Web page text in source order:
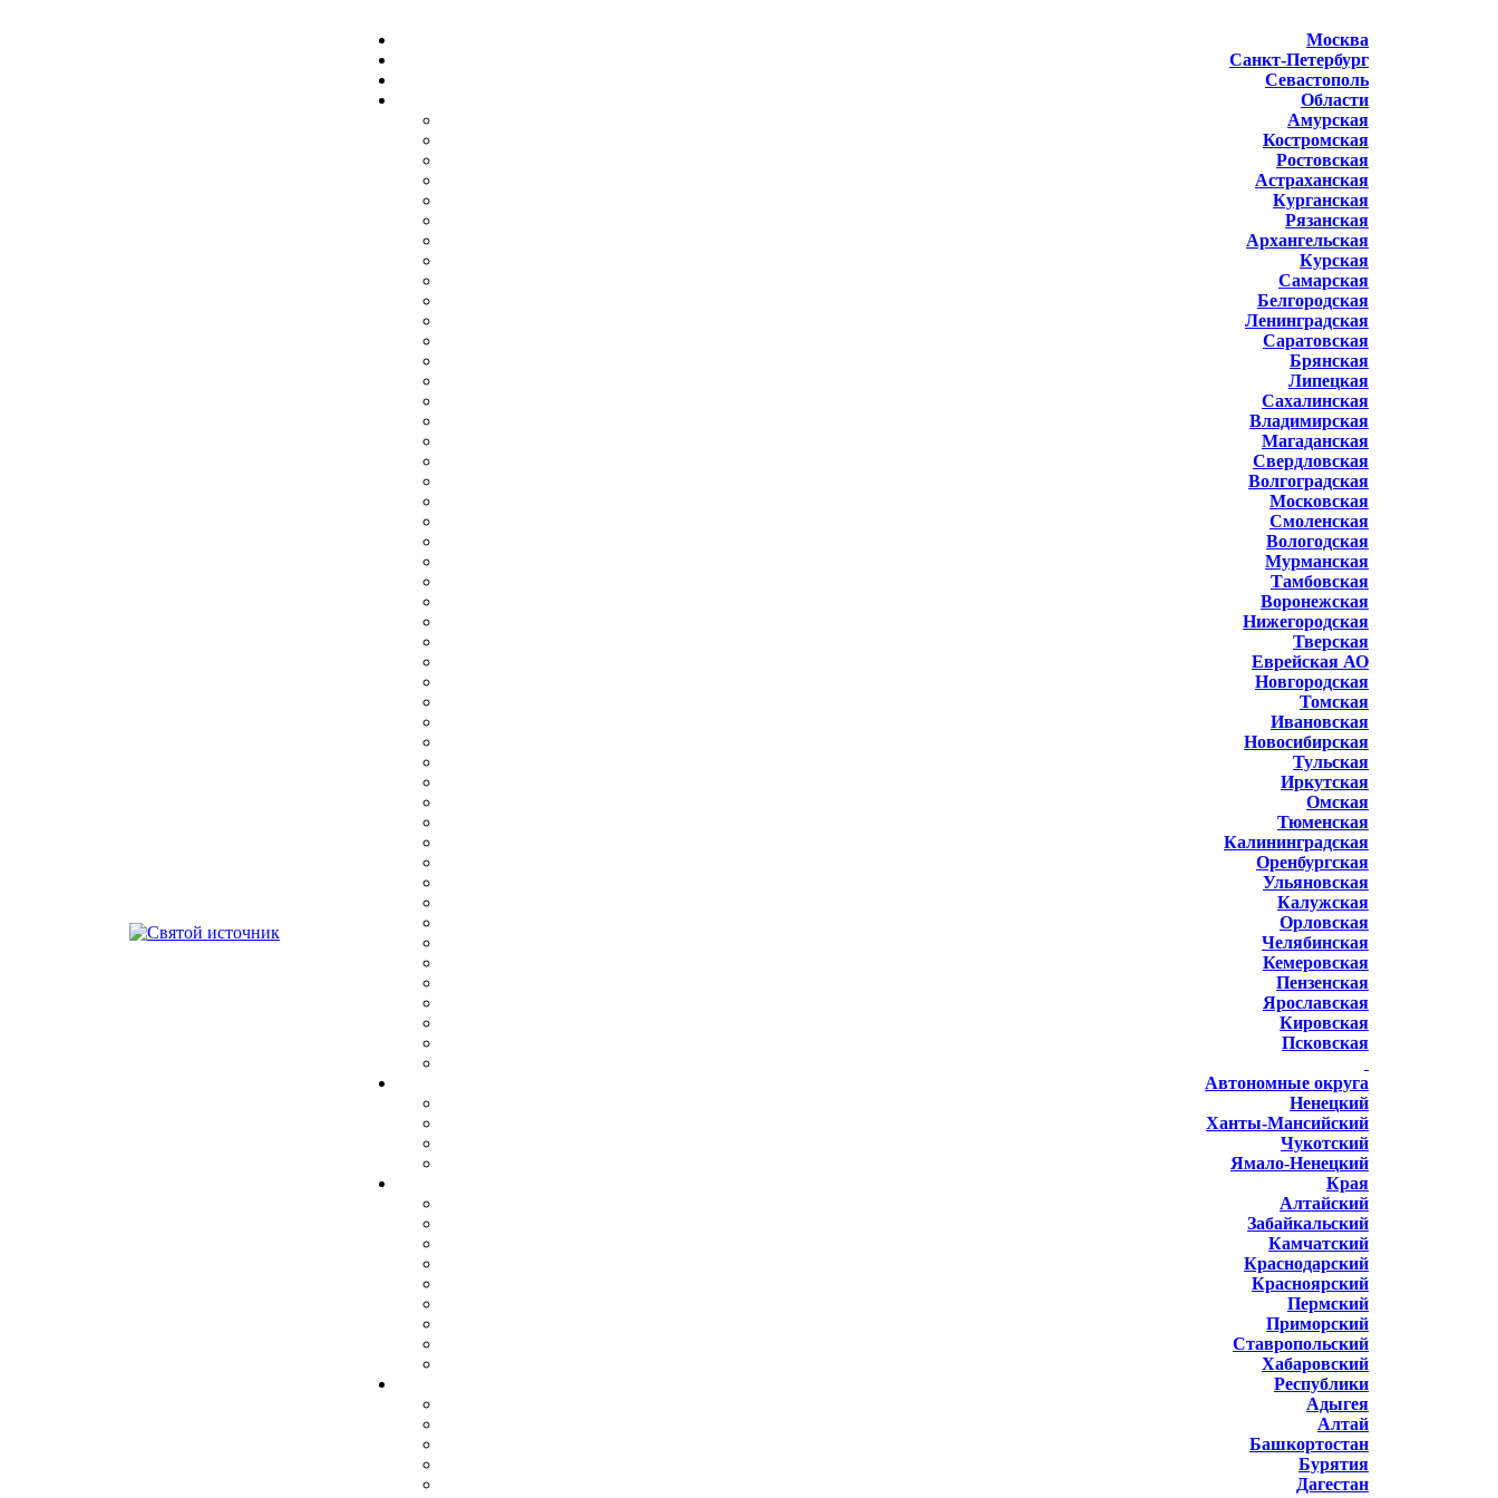
Москва
Санкт-Петербург
Севастополь
Области
Амурская
Костромская
Ростовская
Астраханская
Курганская
Рязанская
Архангельская
Курская
Самарская
Белгородская
Ленинградская
Саратовская
Брянская
Липецкая
Сахалинская
Владимирская
Магаданская
Свердловская
Волгоградская
Московская
Смоленская
Вологодская
Мурманская
Тамбовская
Воронежская
Нижегородская
Тверская
Еврейская АО
Новгородская
Томская
Ивановская
Новосибирская
Тульская
Иркутская
Омская
Тюменская
Калининградская
Оренбургская
Ульяновская
Калужская
Орловская
Челябинская
Кемеровская
Пензенская
Ярославская
Кировская
Псковская
Автономные округа
Ненецкий
Ханты-Мансийский
Чукотский
Ямало-Ненецкий
Края
Алтайский
Забайкальский
Камчатский
Краснодарский
Красноярский
Пермский
Приморский
Ставропольский
Хабаровский
Республики
Адыгея
Алтай
Башкортостан
Бурятия
Дагестан